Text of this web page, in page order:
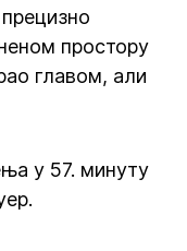
простору
главом, али
у 57. минуту